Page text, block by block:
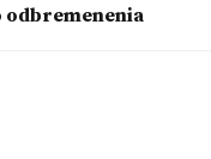
odbremenenia